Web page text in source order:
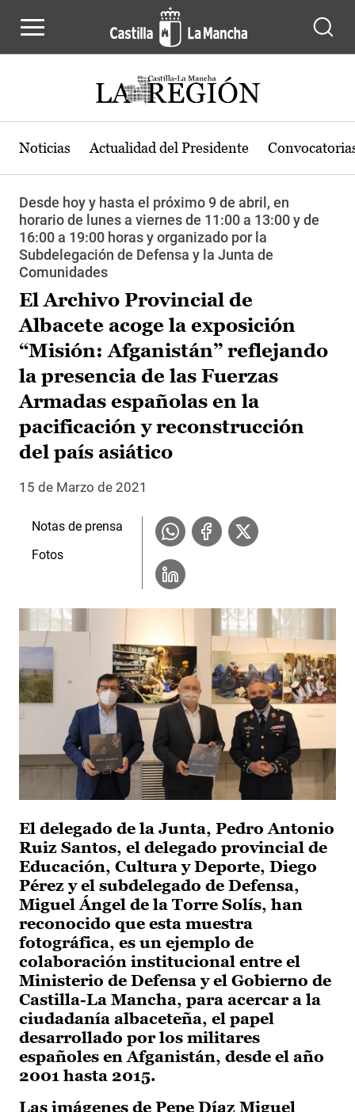
Noticias Actualidad del Presidente
Desde hoy y hasta el próximo 9 de abril, en
horario de lunes a viernes de 11:00 a 13:00 y de
16:00 a 19:00 horas y organizado por la
Subdelegación de Defensa y la Junta de
Comunidades
El Archivo Provincial de
Albacete acoge la exposición
“Misión: Afganistán” reflejando
la presencia de las Fuerzas
Armadas españolas en la
pacificación y reconstrucción
del país asiático
15 de Marzo de 2021
El delegado de la Junta, Pedro Antonio
Ruiz Santos, el delegado provincial de
Educación, Cultura y Deporte, Diego
Pérez y el subdelegado de Defensa,
Miguel Ángel de la Torre Solís, han
reconocido que esta muestra
fotográfica, es un ejemplo de
colaboración institucional entre el
Ministerio de Defensa y el Gobierno de
Castilla-La Mancha, para acercar a la
ciudadanía albaceteña, el papel
desarrollado por los militares
españoles en Afganistán, desde el año
2001 hasta 2015.
Las imágenes de Pepe Díaz Miguel
Notas de prensa
Fotos